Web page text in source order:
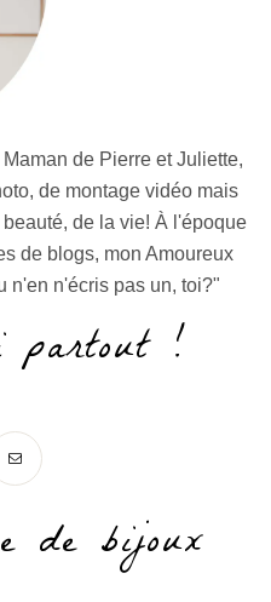
de Pierre et Juliette,
de montage vidéo mais
de la vie! À l'époque
de blogs, mon Amoureux
n'en n'écris pas un, toi?"
partout !
de bijoux